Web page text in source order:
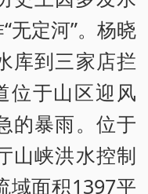
无定河”。杨晓
库到三家店拦
位于山区迎风
的暴雨。位于
山峡洪水控制
域面积1397平